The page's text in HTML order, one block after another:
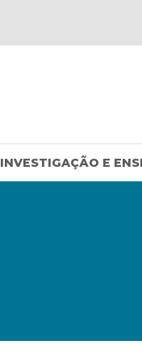
INVESTIGAÇÃO E